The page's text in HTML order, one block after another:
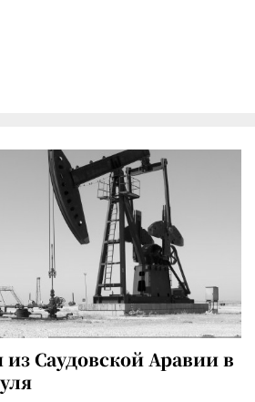
Саудовской Аравии в